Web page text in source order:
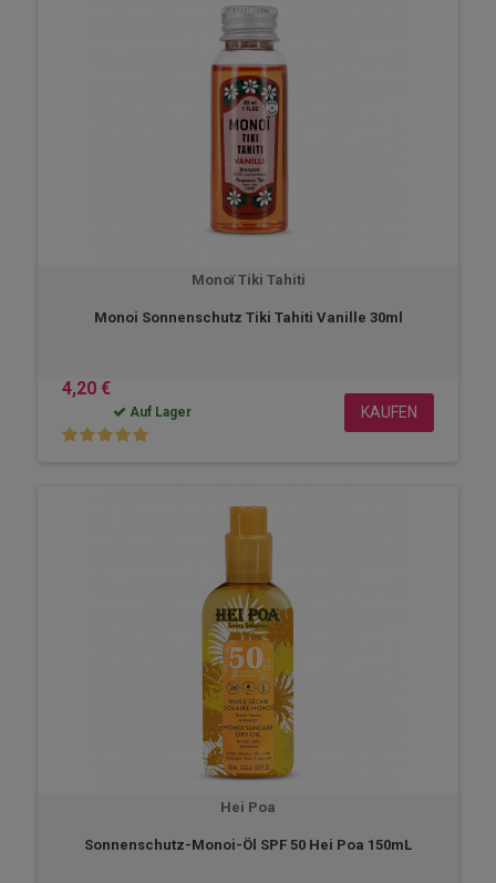
Monoï Tiki Tahiti
Monoi Sonnenschutz Tiki Tahiti Vanille 30ml
4,20 €
Auf Lager KAUFEN
Hei Poa
Sonnenschutz-Monoi-Öl SPF 50 Hei Poa 150mL